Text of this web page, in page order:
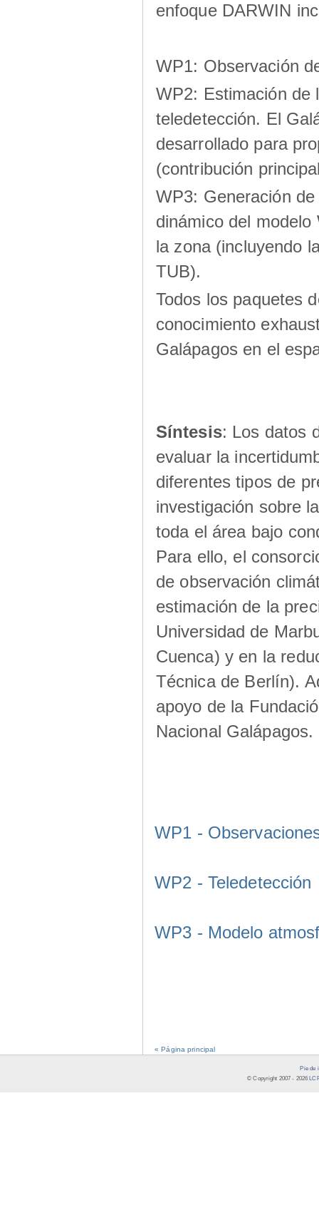
enfoque DARWIN
WP1: Observación
WP2: Estimación de
teledetección. El
desarrollado para
(contribución
WP3: Generación
dinámico del
la zona (incluyendo
TUB).
Todos los paquetes
conocimiento
Galápagos en el
Síntesis: Los datos
evaluar la
diferentes tipos de
investigación sobre
toda el área bajo
Para ello, el
de observación
estimación de la
Universidad de
Cuenca) y en la
Técnica de Berlín).
apoyo de la
Nacional Galápagos.
WP1 -
WP2 - Teledetección
WP3 - Modelo
« Página principal
Pie de
© Copyright 2007 - 2026